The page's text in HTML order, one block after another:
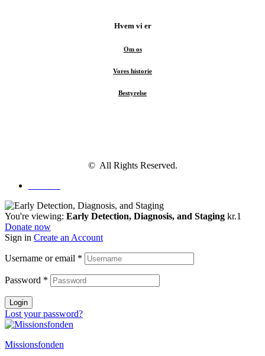
Hvem vi er
Om os
Vores historie
Bestyrelse
© All Rights Reserved.
You're viewing: Early Detection, Diagnosis, and Staging kr.1
Donate now
Sign in Create an Account
Username or email *
Password *
Login
Lost your password?
Missionsfonden